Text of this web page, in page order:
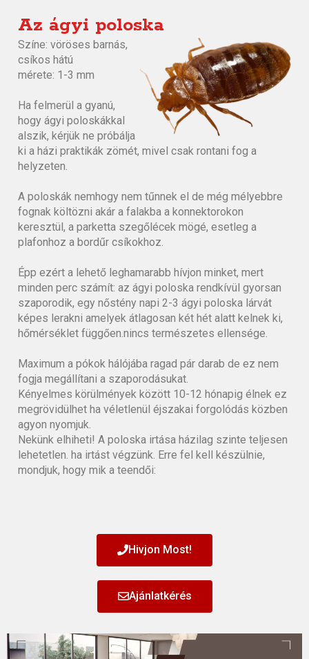
Az ágyi poloska
Színe: vöröses barnás,
csíkos hátú
mérete: 1-3 mm
Ha felmerül a gyanú,
hogy ágyi poloskákkal
alszik, kérjük ne próbálja
ki a házi praktikák zömét, mivel csak rontani fog a
helyzeten.
A poloskák nemhogy nem tűnnek el de még mélyebbre
fognak költözni akár a falakba a konnektorokon
keresztül, a parketta szegőlécek mögé, esetleg a
plafonhoz a bordűr csíkokhoz.
Épp ezért a lehető leghamarabb hívjon minket, mert
minden perc számít: az ágyi poloska rendkívül gyorsan
szaporodik, egy nőstény napi 2-3 ágyi poloska lárvát
képes lerakni amelyek átlagosan két hét alatt kelnek ki,
hőmérséklet függően.nincs természetes ellensége.
Maximum a pókok hálójába ragad pár darab de ez nem
fogja megállítani a szaporodásukat.
Kényelmes körülmények között 10-12 hónapig élnek ez
megrövidülhet ha véletlenül éjszakai forgolódás közben
agyon nyomjuk.
Nekünk elhiheti! A poloska irtása házilag szinte teljesen
lehetetlen. ha irtást végzünk. Erre fel kell készülnie,
mondjuk, hogy mik a teendői:
Hivjon Most!
Ajánlatkérés